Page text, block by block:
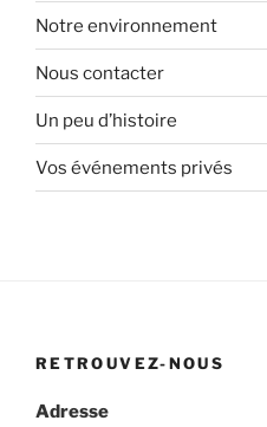
Notre environnement
Nous contacter
Un peu d’histoire
Vos événements privés
RETROUVEZ-NOUS
Adresse